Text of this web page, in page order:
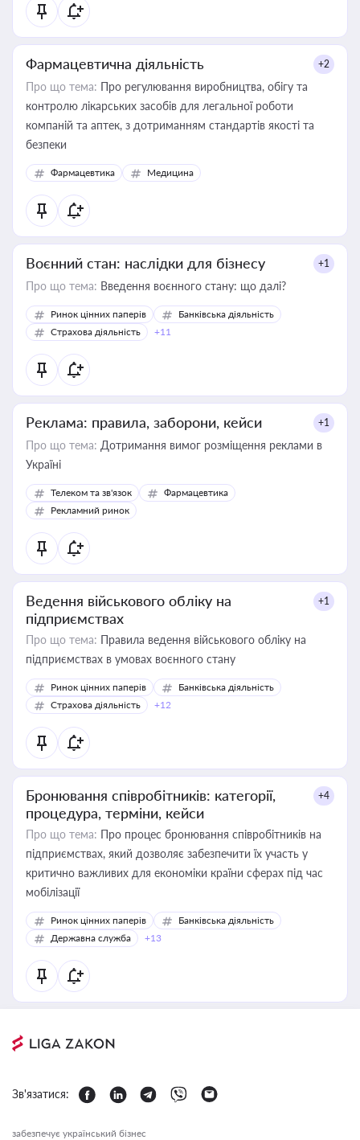
Фармацевтична діяльність +2
Про що тема: Про регулювання виробництва, обігу та
контролю лікарських засобів для легальної роботи
компаній та аптек, з дотриманням стандартів якості та
безпеки
Фармацевтика Медицина
Воєнний стан: наслідки для бізнесу +1
Про що тема: Введення воєнного стану: що далі?
Ринок цінних паперів
Банківська діяльність
Страхова діяльність
+11
Реклама: правила, заборони, кейси +1
Про що тема: Дотримання вимог розміщення реклами в
Україні
Телеком та зв'язок
Фармацевтика
Рекламний ринок
Ведення військового обліку на
підприємствах
+1
Про що тема: Правила ведення військового обліку на
підприємствах в умовах воєнного стану
Ринок цінних паперів
Банківська діяльність
Страхова діяльність
+12
Бронювання співробітників: категорії,
процедура, терміни, кейси
+4
Про що тема: Про процес бронювання співробітників на
підприємствах, який дозволяє забезпечити їх участь у
критично важливих для економіки країни сферах під час
мобілізації
Ринок цінних паперів
Банківська діяльність
Державна служба
+13
Зв'язатися:
забезпечує український бізнес